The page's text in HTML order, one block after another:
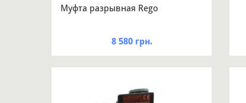
Муфта разрывная Rego
8 580 грн.